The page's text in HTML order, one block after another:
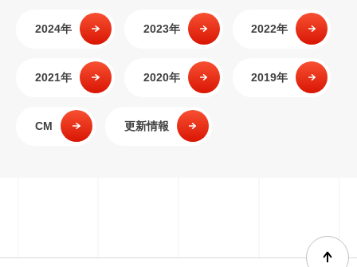
2024年 2023年 2022年
2021年 2020年 2019年
CM 更新情報